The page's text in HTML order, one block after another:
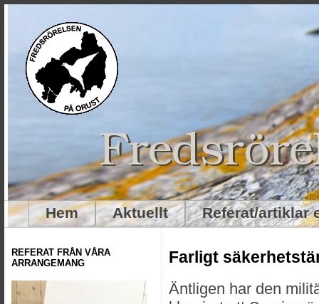
Hem Aktuellt Referat/
REFERAT FRÅN VÅRA
ARRANGEMANG
Farligt
Äntligen har den